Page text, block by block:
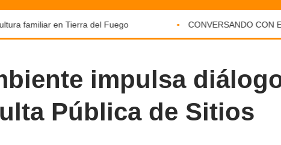
familiar en Tierra del Fuego CONVERSANDO CON EL
impulsa
Pública de Sitios